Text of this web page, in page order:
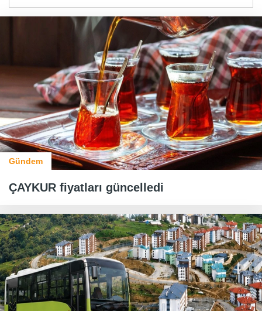
Gündem
ÇAYKUR fiyatları güncelledi